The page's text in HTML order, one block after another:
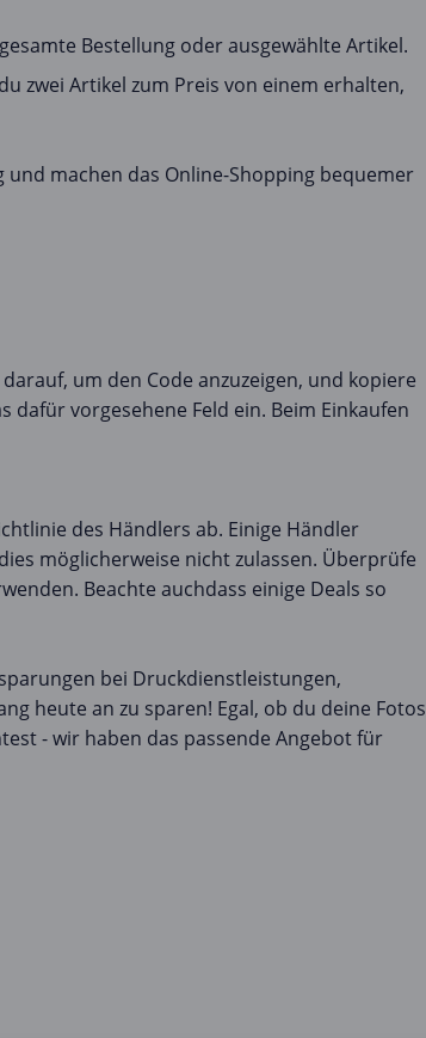
Bestellung oder ausgewählte Artikel.
zwei Artikel zum Preis von einem erhalten,
machen das Online-Shopping bequemer
um den Code anzuzeigen, und kopiere
dafür vorgesehene Feld ein. Beim Einkaufen
des Händlers ab. Einige Händler
möglicherweise nicht zulassen. Überprüfe
Beachte auchdass einige Deals so
bei Druckdienstleistungen,
heute an zu sparen! Egal, ob du deine Fotos
- wir haben das passende Angebot für